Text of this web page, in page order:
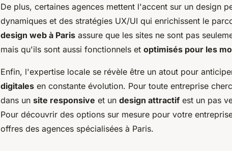
De plus, certaines agences mettent l'accent sur un design
dynamiques et des stratégies UX/UI qui enrichissent le
design web à Paris assure que les sites ne sont pas
mais qu'ils sont aussi fonctionnels et optimisés pour les
Enfin, l'expertise locale se révèle être un atout pour
digitales en constante évolution. Pour toute entreprise
dans un site responsive et un design attractif est un pas
Pour découvrir des options sur mesure pour votre
offres des agences spécialisées à Paris.